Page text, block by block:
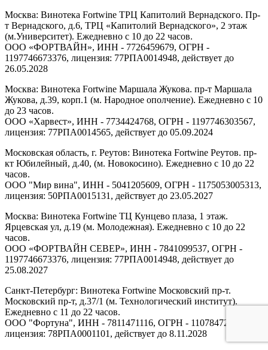
Москва: Винотека Fortwine ТРЦ Капитолий Вернадского. Пр-
т Вернадского, д.6, ТРЦ «Капитолий Вернадского», 2 этаж
(м.Университет). Ежедневно с 10 до 22 часов.
ООО «ФОРТВАЙН», ИНН - 7726459679, ОГРН -
1197746673376, лицензия: 77РПА0014948, действует до
26.05.2028
Москва: Винотека Fortwine Маршала Жукова. пр-т Маршала
Жукова, д.39, корп.1 (м. Народное ополчение). Ежедневно с 10
до 23 часов.
ООО «Харвест», ИНН - 7734424768, ОГРН - 1197746303567,
лицензия: 77РПА0014565, действует до 05.09.2024
Московская область, г. Реутов: Винотека Fortwine Реутов. пр-
кт Юбилейный, д.40, (м. Новокосино). Ежедневно с 10 до 22
часов.
ООО "Мир вина", ИНН - 5041205609, ОГРН - 1175053005313,
лицензия: 50РПА0015131, действует до 23.05.2027
Москва: Винотека Fortwine ТЦ Кунцево плаза, 1 этаж.
Ярцевская ул, д.19 (м. Молодежная). Ежедневно с 10 до 22
часов.
ООО «ФОРТВАЙН СЕВЕР», ИНН - 7841099537, ОГРН -
1197746673376, лицензия: 77РПА0014948, действует до
25.08.2027
Санкт-Петербург: Винотека Fortwine Московский пр-т.
Московский пр-т, д.37/1 (м. Технологический институт).
Ежедневно с 11 до 22 часов.
ООО "Фортуна", ИНН - 7811471116, ОГРН - 1107847277438,
лицензия: 78РПА0001101, действует до 8.11.2028